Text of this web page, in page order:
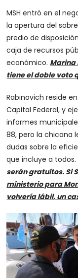
MSH entró en el
la apertura del
predio de
caja de recursos
económico. Marina
tiene el doble voto
Rabinovich reside
Capital Federal, y
informes
88, pero la chicana
dudas sobre la
que incluye a todos.
serán gratuitos. Si
ministerio para
volvería lábil, un